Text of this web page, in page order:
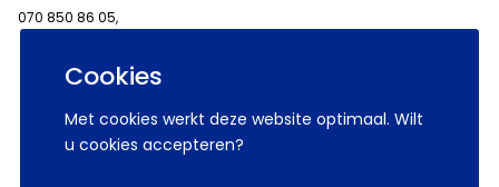
Cookies
Met cookies werkt deze website optimaal. Wilt
u cookies accepteren?
070 850 86 05,
© 2026 AWVN